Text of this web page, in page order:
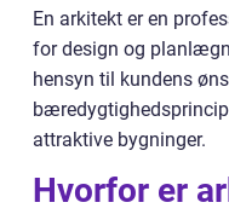
En arkitekt er en
for design og
hensyn til kundens
attraktive bygninger.
Hvorfor er